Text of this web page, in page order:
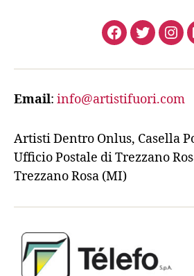
Facebook
Twitter
Email: info@artistifuori.com
Artisti Dentro Onlus, Casella
Ufficio Postale di Trezzano
Trezzano Rosa (MI)